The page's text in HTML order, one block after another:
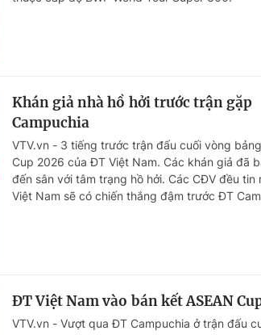
Khán giả nhà hồ hởi trước trận gặp
Campuchia
VTV.vn - 3 tiếng trước trận đấu cuối vòng bảng
Cup 2026 của ĐT Việt Nam. Các khán giả đã
đến sân với tâm trạng hồ hởi. Các CĐV đều tin
Việt Nam sẽ có chiến thắng đậm trước ĐT
ĐT Việt Nam vào bán kết ASEAN
VTV.vn - Vượt qua ĐT Campuchia ở trận đấu